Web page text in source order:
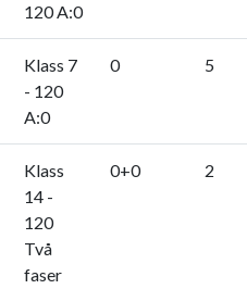
120 A:0
Klass 7
- 120
A:0
0 5
Klass
14 -
120
Två
faser
0+0 2